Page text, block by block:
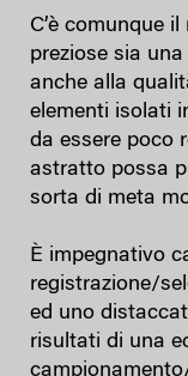
C’è comunque
preziose sia
anche alla
elementi isolati
da essere poco
astratto possa
sorta di meta
È impegnativo
registrazione/
ed uno
risultati di una